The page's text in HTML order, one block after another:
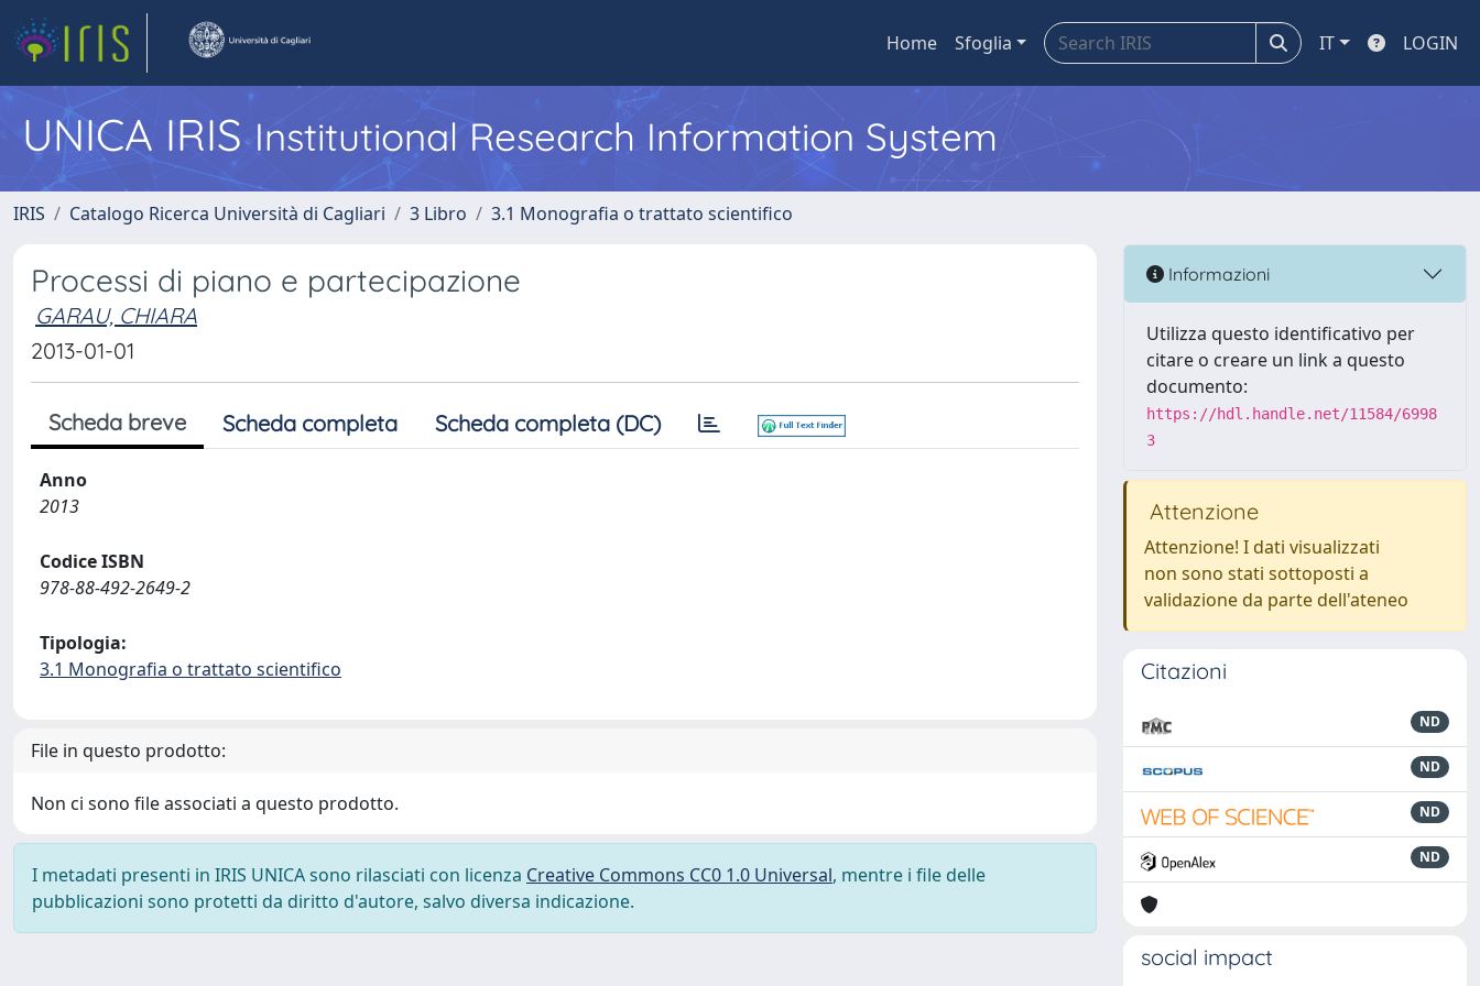
Home Sfoglia IT LOGIN
UNICA IRISInstitutional Research Information System
IRIS Catalogo Ricerca Università di Cagliari 3 Libro 3.1 Monografia o trattato scientifico
Processi di piano e partecipazione
GARAU, CHIARA
2013-01-01
Scheda breve Scheda completa Scheda completa (DC)
Anno
2013
Codice ISBN
978-88-492-2649-2
Tipologia:
3.1 Monografia o trattato scientifico
File in questo prodotto:
Non ci sono file associati a questo prodotto.
I metadati presenti in IRIS UNICA sono rilasciati con licenza Creative Commons CC0 1.0 Universal, mentre i file delle
pubblicazioni sono protetti da diritto d'autore, salvo diversa indicazione.
Informazioni
Utilizza questo identificativo per
citare o creare un link a questo
documento:
https://hdl.handle.net/11584/6998
3
Attenzione
Attenzione! I dati visualizzati
non sono stati sottoposti a
validazione da parte dell'ateneo
Citazioni
ND
ND
ND
ND
social impact